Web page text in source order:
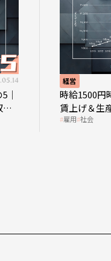
｜
経営
時給1500円
賃上げ＆生
成金活用
雇用 社会